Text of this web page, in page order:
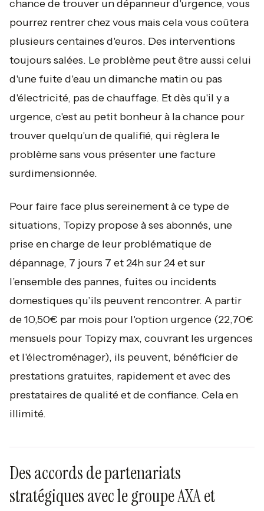
chance de trouver un dépanneur d'urgence, vous
pourrez rentrer chez vous mais cela vous coûtera
plusieurs centaines d'euros. Des interventions
toujours salées. Le problème peut être aussi celui
d'une fuite d'eau un dimanche matin ou pas
d'électricité, pas de chauffage. Et dès qu'il y a
urgence, c'est au petit bonheur à la chance pour
trouver quelqu'un de qualifié, qui règlera le
problème sans vous présenter une facture
surdimensionnée.
Pour faire face plus sereinement à ce type de
situations, Topizy propose à ses abonnés, une
prise en charge de leur problématique de
dépannage, 7 jours 7 et 24h sur 24 et sur
l’ensemble des pannes, fuites ou incidents
domestiques qu’ils peuvent rencontrer. A partir
de 10,50€ par mois pour l'option urgence (22,70€
mensuels pour Topizy max, couvrant les urgences
et l'électroménager), ils peuvent, bénéficier de
prestations gratuites, rapidement et avec des
prestataires de qualité et de confiance. Cela en
illimité.
Des accords de partenariats
stratégiques avec le groupe AXA et